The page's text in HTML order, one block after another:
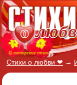
Стихи о любви ❤ →